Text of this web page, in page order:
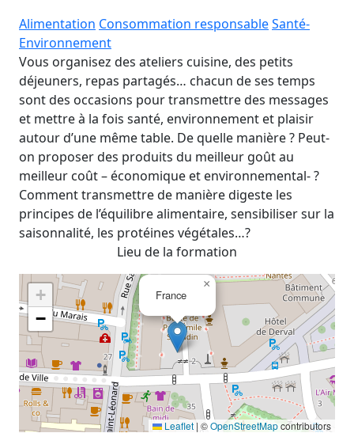
Alimentation Consommation responsableSanté-
Environnement
Vous organisez des ateliers cuisine, des petits
déjeuners, repas partagés… chacun de ses temps
sont des occasions pour transmettre des messages
et mettre à la fois santé, environnement et plaisir
autour d’une même table. De quelle manière ? Peut-
on proposer des produits du meilleur goût au
meilleur coût – économique et environnemental- ?
Comment transmettre de manière digeste les
principes de l’équilibre alimentaire, sensibiliser sur la
saisonnalité, les protéines végétales…?
Lieu de la formation
France
×
+
−
Leaflet | ©OpenStreetMapcontributors